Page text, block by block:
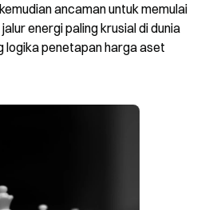
ancaman untuk memulai
energi paling krusial di dunia
logika penetapan harga aset